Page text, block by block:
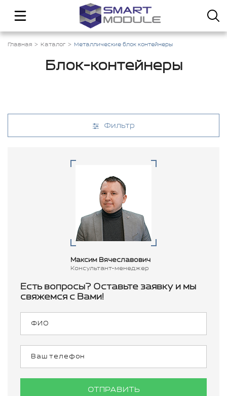
Главная Каталог Металлические блок контейнеры
Блок-контейнеры
Фильтр
Максим Вячеславович
Консультант-менеджер
Есть вопросы? Оставьте заявку и мы
свяжемся с Вами!
ОТПРАВИТЬ